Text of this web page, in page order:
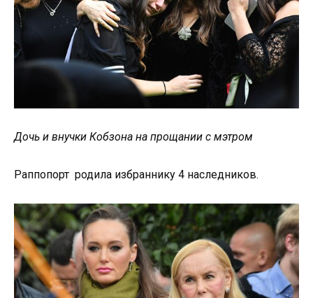
Дочь и внучки Кобзона на прощании с мэтром
Раппопорт родила избраннику 4 наследников.